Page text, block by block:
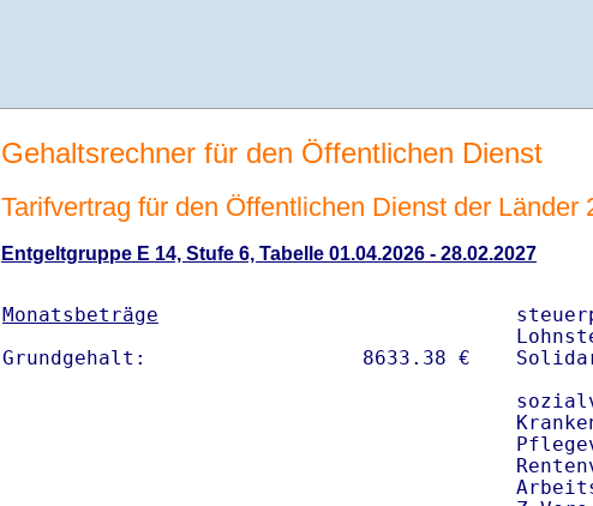
Gehaltsrechner für den Öffentlichen Dienst
Tarifvertrag für den Öffentlichen Dienst der Länder
Entgeltgruppe E 14, Stufe 6, Tabelle 01.04.2026 - 28.02.2027
Monatsbeträge